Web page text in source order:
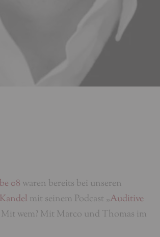
08 waren bereits bei unseren
mit seinem Podcast „Auditive
wem? Mit Marco und Thomas im